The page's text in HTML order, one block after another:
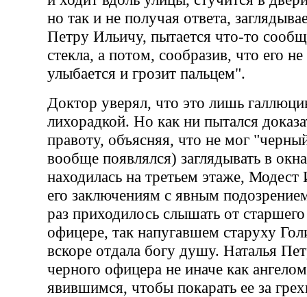
но так и не получая ответа,
Петру Ильичу, пытается что-то
стекла, а потом, сообразив, что его
улыбается и грозит пальцем".
Доктор уверял, что это лишь
лихорадкой. Но как ни пытался
правоту, объясняя, что не мог
вообще появлялся) заглядывать в
находилась на третьем этаже,
его заключениям с явным
раз приходилось слышать от
офицере, так напугавшем старуху
вскоре отдала богу душу. Наталья
черного офицера не иначе как
явившимся, чтобы покарать ее за